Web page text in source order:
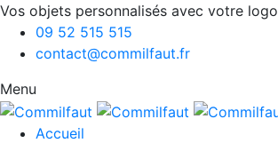
Vos objets personnalisés avec votre logo
09 52 515 515
contact@commilfaut.fr
Menu
Accueil